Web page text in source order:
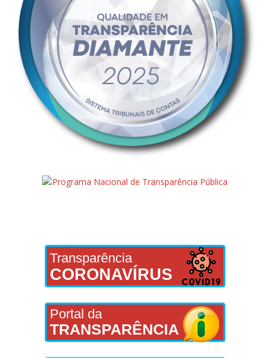
Transparência
CORONAVÍRUS
Portal da
TRANSPARÊNCIA